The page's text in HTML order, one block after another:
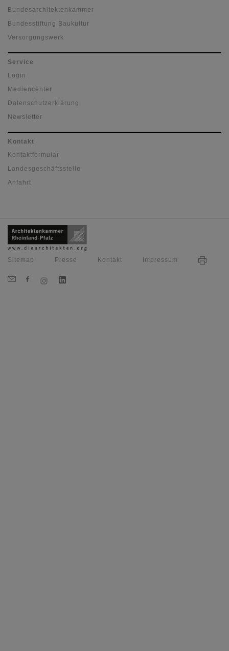
Bundesarchitektenkammer
Bundesstiftung Baukultur
Versorgungswerk
Service
Login
Mediencenter
Datenschutzerklärung
Newsletter
Kontakt
Kontaktformular
Landesgeschäftsstelle
Anfahrt
Sitemap Presse Kontakt Impressum